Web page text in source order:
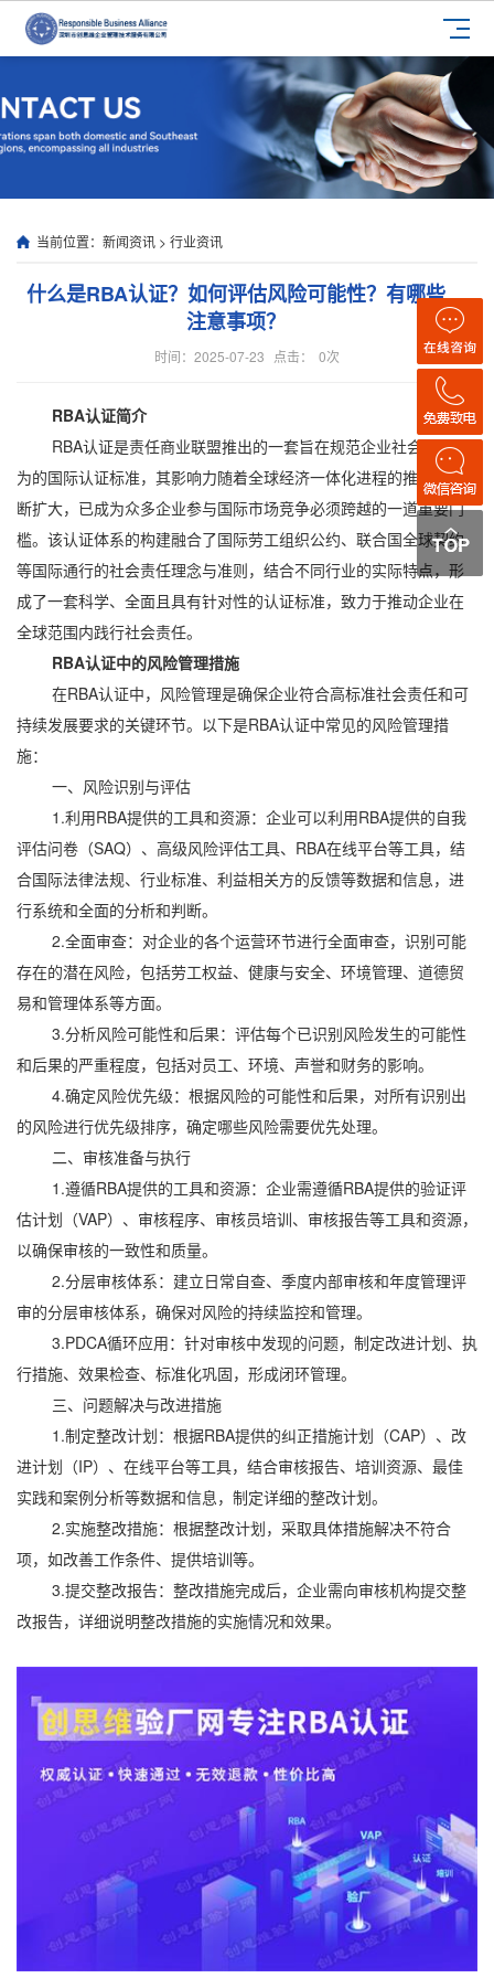
当前位置： 新闻资讯 > 行业资讯
什么是RBA认证？如何评估风险可能性？有哪些
注意事项？
时间：2025-07-23 点击： 0次
RBA认证简介
RBA认证是责任商业联盟推出的一套旨在规范企业社会责任行
为的国际认证标准，其影响力随着全球经济一体化进程的推进而不
断扩大，已成为众多企业参与国际市场竞争必须跨越的一道重要门
槛。该认证体系的构建融合了国际劳工组织公约、联合国全球契约
等国际通行的社会责任理念与准则，结合不同行业的实际特点，形
成了一套科学、全面且具有针对性的认证标准，致力于推动企业在
全球范围内践行社会责任。
RBA认证中的风险管理措施
在RBA认证中，风险管理是确保企业符合高标准社会责任和可
持续发展要求的关键环节。以下是RBA认证中常见的风险管理措
施：
一、风险识别与评估
1.利用RBA提供的工具和资源：企业可以利用RBA提供的自我
评估问卷（SAQ）、高级风险评估工具、RBA在线平台等工具，结
合国际法律法规、行业标准、利益相关方的反馈等数据和信息，进
行系统和全面的分析和判断。
2.全面审查：对企业的各个运营环节进行全面审查，识别可能
存在的潜在风险，包括劳工权益、健康与安全、环境管理、道德贸
易和管理体系等方面。
3.分析风险可能性和后果：评估每个已识别风险发生的可能性
和后果的严重程度，包括对员工、环境、声誉和财务的影响。
4.确定风险优先级：根据风险的可能性和后果，对所有识别出
的风险进行优先级排序，确定哪些风险需要优先处理。
二、审核准备与执行
1.遵循RBA提供的工具和资源：企业需遵循RBA提供的验证评
估计划（VAP）、审核程序、审核员培训、审核报告等工具和资源，
以确保审核的一致性和质量。
2.分层审核体系：建立日常自查、季度内部审核和年度管理评
审的分层审核体系，确保对风险的持续监控和管理。
3.PDCA循环应用：针对审核中发现的问题，制定改进计划、执
行措施、效果检查、标准化巩固，形成闭环管理。
三、问题解决与改进措施
1.制定整改计划：根据RBA提供的纠正措施计划（CAP）、改
进计划（IP）、在线平台等工具，结合审核报告、培训资源、最佳
实践和案例分析等数据和信息，制定详细的整改计划。
2.实施整改措施：根据整改计划，采取具体措施解决不符合
项，如改善工作条件、提供培训等。
3.提交整改报告：整改措施完成后，企业需向审核机构提交整
改报告，详细说明整改措施的实施情况和效果。